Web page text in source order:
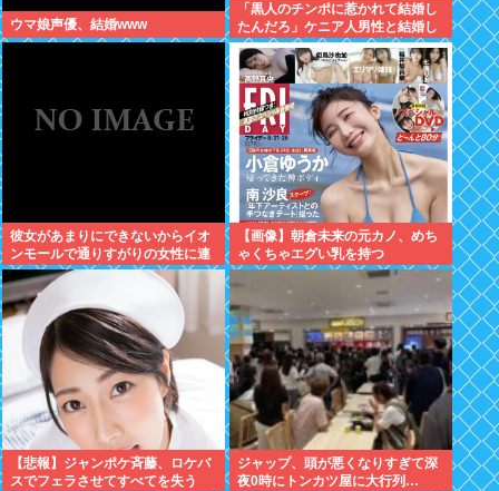
ウマ娘声優、結婚www
「黒人のチンポに惹かれて結婚し
たんだろ」ケニア人男性と結婚し
た日本人女性（31）に”誹謗中
傷”殺到
彼女があまりにできないからイオ
ンモールで通りすがりの女性に連
絡先書いた紙渡すよ
【画像】朝倉未来の元カノ、めち
ゃくちゃエグい乳を持つ
【悲報】ジャンポケ斉藤、ロケバ
スでフェラさせてすべてを失う
ジャップ、頭が悪くなりすぎて深
夜0時にトンカツ屋に大行列…